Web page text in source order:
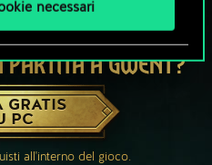
necessari
PARTITA A GWENT?
GRATIS
PC
all'interno del gioco.